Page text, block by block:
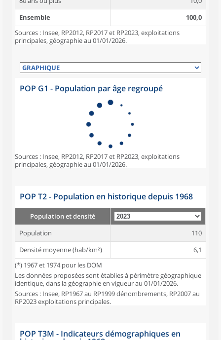
Ensemble
100,0
Sources : Insee, RP2012, RP2017 et RP2023, exploitations
principales, géographie au 01/01/2026.
POP G1 - Population par âge regroupé
Sources : Insee, RP2012, RP2017 et RP2023, exploitations
principales, géographie au 01/01/2026.
POP T2 - Population en historique depuis 1968
Population et densité
Population
110
Densité moyenne (hab/km²)
6,1
(*) 1967 et 1974 pour les DOM
Les données proposées sont établies à périmètre géographique
identique, dans la géographie en vigueur au 01/01/2026.
Sources : Insee, RP1967 au RP1999 dénombrements, RP2007 au
RP2023 exploitations principales.
POP T3M - Indicateurs démographiques en